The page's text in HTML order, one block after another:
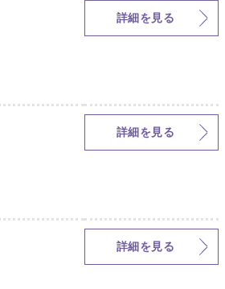
詳細を見る
詳細を見る
詳細を見る